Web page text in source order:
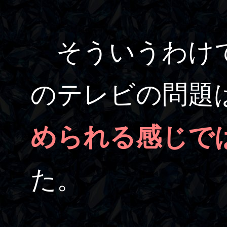
そういうわけ
のテレビの問題
められる感じで
た。